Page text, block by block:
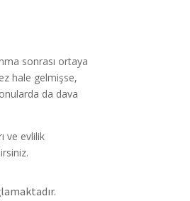
sonrası ortaya
hale gelmişse,
da dava
ve evlilik